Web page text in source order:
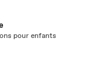
pour enfants